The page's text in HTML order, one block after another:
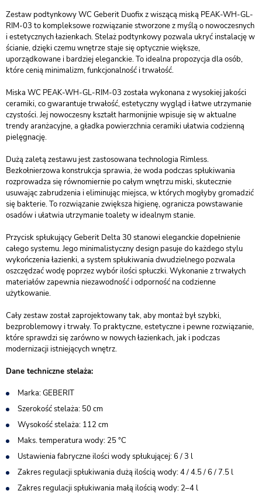
Zestaw podtynkowy WC Geberit Duofix z wiszącą miską PEAK-WH-GL-
RIM-03 to kompleksowe rozwiązanie stworzone z myślą o nowoczesnych
i estetycznych łazienkach. Stelaż podtynkowy pozwala ukryć instalację w
ścianie, dzięki czemu wnętrze staje się optycznie większe,
uporządkowane i bardziej eleganckie. To idealna propozycja dla osób,
które cenią minimalizm, funkcjonalność i trwałość.
Miska WC PEAK-WH-GL-RIM-03 została wykonana z wysokiej jakości
ceramiki, co gwarantuje trwałość, estetyczny wygląd i łatwe utrzymanie
czystości. Jej nowoczesny kształt harmonijnie wpisuje się w aktualne
trendy aranżacyjne, a gładka powierzchnia ceramiki ułatwia codzienną
pielęgnację.
Dużą zaletą zestawu jest zastosowana technologia Rimless.
Bezkołnierzowa konstrukcja sprawia, że woda podczas spłukiwania
rozprowadza się równomiernie po całym wnętrzu miski, skutecznie
usuwając zabrudzenia i eliminując miejsca, w których mogłyby gromadzić
się bakterie. To rozwiązanie zwiększa higienę, ogranicza powstawanie
osadów i ułatwia utrzymanie toalety w idealnym stanie.
Przycisk spłukujący Geberit Delta 30 stanowi eleganckie dopełnienie
całego systemu. Jego minimalistyczny design pasuje do każdego stylu
wykończenia łazienki, a system spłukiwania dwudzielnego pozwala
oszczędzać wodę poprzez wybór ilości spłuczki. Wykonanie z trwałych
materiałów zapewnia niezawodność i odporność na codzienne
użytkowanie.
Cały zestaw został zaprojektowany tak, aby montaż był szybki,
bezproblemowy i trwały. To praktyczne, estetyczne i pewne rozwiązanie,
które sprawdzi się zarówno w nowych łazienkach, jak i podczas
modernizacji istniejących wnętrz.
Dane techniczne stelaża:
Marka: GEBERIT
Szerokość stelaża: 50 cm
Wysokość stelaża: 112 cm
Maks. temperatura wody: 25 °C
Ustawienia fabryczne ilości wody spłukującej: 6 / 3 l
Zakres regulacji spłukiwania dużą ilością wody: 4 / 4.5 / 6 / 7.5 l
Zakres regulacji spłukiwania małą ilością wody: 2–4 l